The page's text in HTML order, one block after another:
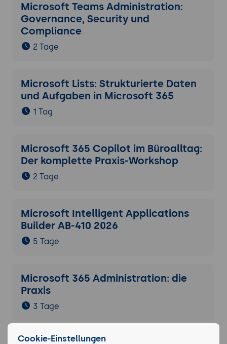
Microsoft Teams Administration:
Governance, Security und
Compliance
2 Tage
Microsoft Lists: Strukturierte Daten
und Aufgaben in Microsoft 365
1 Tag
Microsoft 365 Copilot im Büroalltag:
Der komplette Praxis-Workshop
2 Tage
Microsoft Intelligent Applications
Builder AB-410 2026
5 Tage
Microsoft 365 Administration: die
Praxis
3 Tage
Cookie-Einstellungen